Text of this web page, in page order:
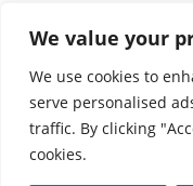
We value your
We use cookies to
serve personalised
traffic. By clicking
cookies.
geschützt.